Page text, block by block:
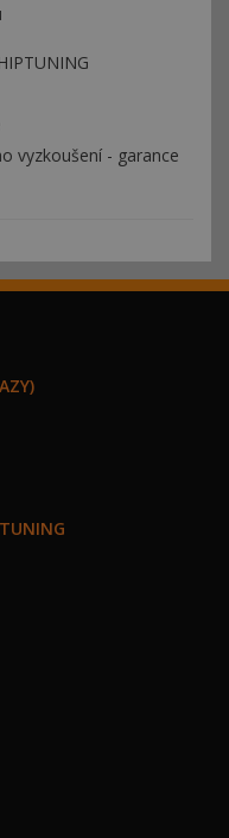
vyzkoušení - garance